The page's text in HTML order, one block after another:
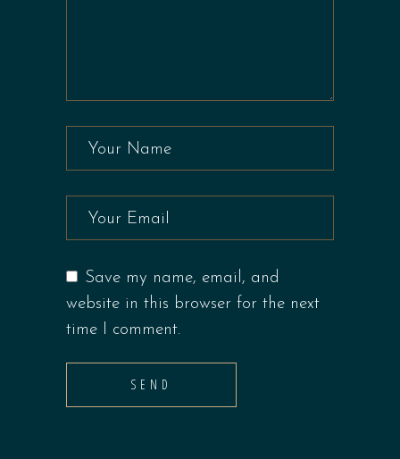
Save my name, email, and
website in this browser for the next
time I comment.
SEND